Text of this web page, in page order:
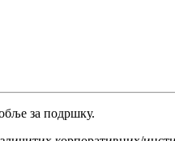
бље за подршку.